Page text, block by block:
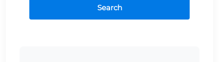
Search